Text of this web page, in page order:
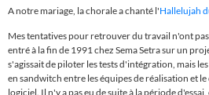
A notre mariage, la chorale a chanté l'Hallelujah
Mes tentatives pour retrouver du travail n'ont
entré à la fin de 1991 chez Sema Setra sur un
s'agissait de piloter les tests d'intégration, mais
en sandwitch entre les équipes de réalisation et
logiciel. Il n'y a pas eu de suite à la période